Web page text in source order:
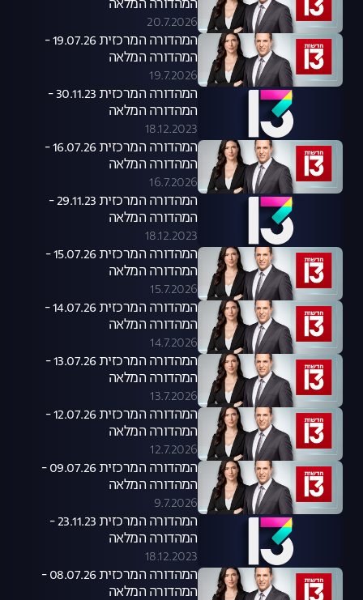
המהדורה המלאה
20.7.2026
המהדורה המרכזית 19.07.26 -
המהדורה המלאה
19.7.2026
המהדורה המרכזית 30.11.23 -
המהדורה המלאה
18.12.2023
המהדורה המרכזית 16.07.26 -
המהדורה המלאה
16.7.2026
המהדורה המרכזית 29.11.23 -
המהדורה המלאה
18.12.2023
המהדורה המרכזית 15.07.26 -
המהדורה המלאה
15.7.2026
המהדורה המרכזית 14.07.26 -
המהדורה המלאה
14.7.2026
המהדורה המרכזית 13.07.26 -
המהדורה המלאה
13.7.2026
המהדורה המרכזית 12.07.26 -
המהדורה המלאה
12.7.2026
המהדורה המרכזית 09.07.26 -
המהדורה המלאה
9.7.2026
המהדורה המרכזית 23.11.23 -
המהדורה המלאה
18.12.2023
המהדורה המרכזית 08.07.26 -
המהדורה המלאה